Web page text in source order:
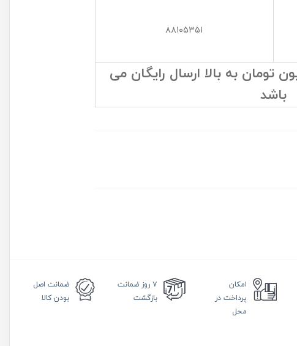
۸۸۱۰۵۳۵۱
به بالا ارسال رایگان می
باشد
امکان
پرداخت در
محل
۷ روز
ضمانت
بازگشت
ضمانت اصل
بودن کالا